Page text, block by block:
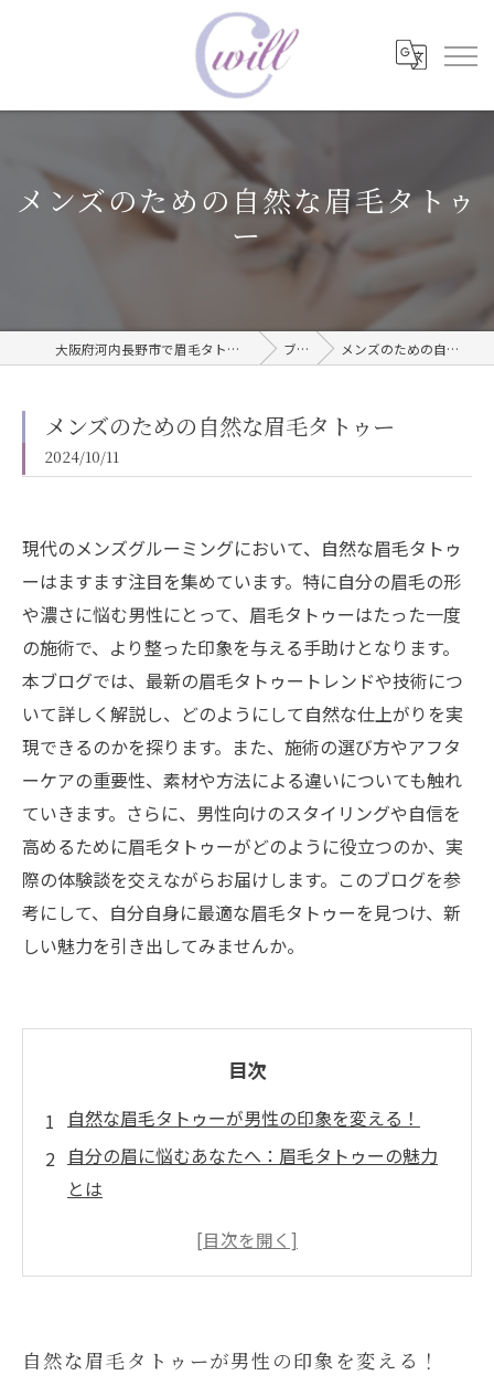
メンズのための自然な眉毛タトゥ
ー
大阪府河内長野市で眉毛タトゥーならwill care サロン ブログ メンズのための自然な眉毛タトゥー
メンズのための自然な眉毛タトゥー
2024/10/11
現代のメンズグルーミングにおいて、自然な眉毛タトゥ
ーはますます注目を集めています。特に自分の眉毛の形
や濃さに悩む男性にとって、眉毛タトゥーはたった一度
の施術で、より整った印象を与える手助けとなります。
本ブログでは、最新の眉毛タトゥートレンドや技術につ
いて詳しく解説し、どのようにして自然な仕上がりを実
現できるのかを探ります。また、施術の選び方やアフタ
ーケアの重要性、素材や方法による違いについても触れ
ていきます。さらに、男性向けのスタイリングや自信を
高めるために眉毛タトゥーがどのように役立つのか、実
際の体験談を交えながらお届けします。このブログを参
考にして、自分自身に最適な眉毛タトゥーを見つけ、新
しい魅力を引き出してみませんか。
目次
自然な眉毛タトゥーが男性の印象を変える！
自分の眉に悩むあなたへ：眉毛タトゥーの魅力
とは
眉毛タトゥーの最新トレンドと技術を徹底解説
会った！
自然な眉毛タトゥーが男性の印象を変える！